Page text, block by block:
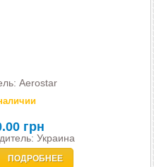
Aerostar
грн
Украина
ПОДРОБНЕЕ